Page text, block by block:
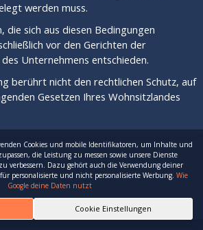
werden muss.
die sich aus diesen Bedingungen
vor den Gerichten der
Unternehmens entschieden.
berührt nicht den rechtlichen Schutz, auf
Gesetzen Ihres Wohnsitzlandes
Sinne der Datenschutz-
und anderer nationaler
Cookies und mobile Identifikatoren, um Inhalte und
die Leistung zu messen sowie unsere Dienste
verbessern. Dazu gehört auch die Verwendung deiner
personalisierte und nicht personalisierte Werbung. Wie
Google deine Daten nutzt
Cookie Einstellungen